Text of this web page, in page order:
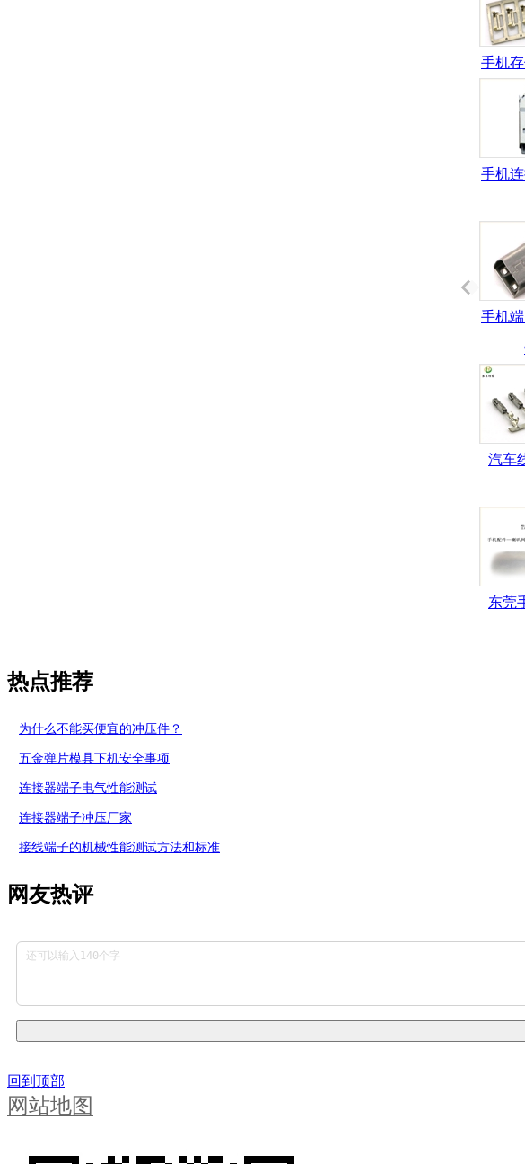
手机
手机
手机
汽车
东莞
热点推荐
为什么不能买便宜的冲压件？
五金弹片模具下机安全事项
连接器端子电气性能测试
连接器端子冲压厂家
接线端子的机械性能测试方法和标准
网友热评
回到顶部
网站地图